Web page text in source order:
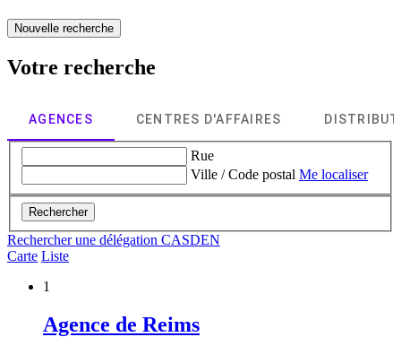
Nouvelle recherche
Votre recherche
AGENCES CENTRES D'AFFAIRES
Rue
Ville / Code postal Me localiser
Rechercher
Rechercher une délégation CASDEN
Carte Liste
1
Agence de Reims